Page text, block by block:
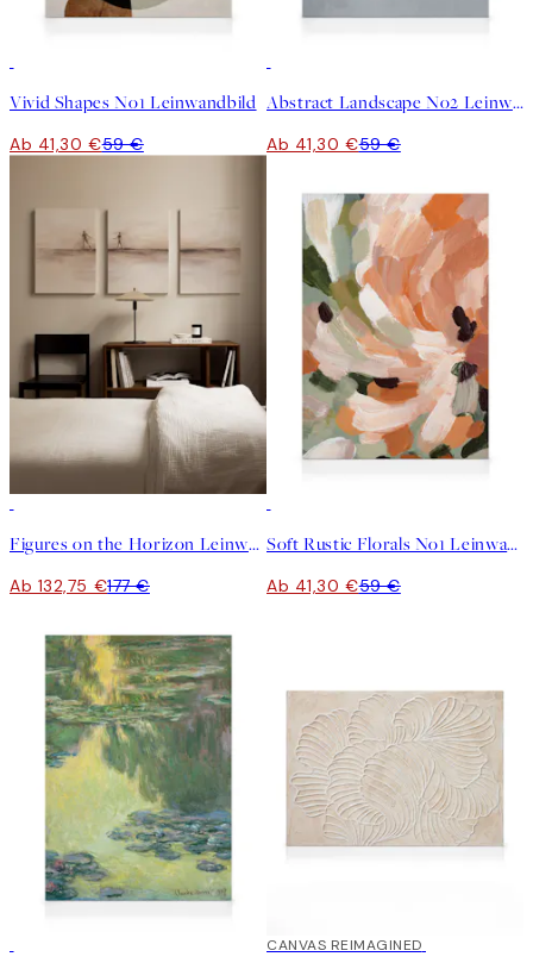
Vivid Shapes No1 Leinwandbild
Ab 41,30 €59 €
Abstract Landscape No2 Leinwandbild
Ab 41,30 €59 €
Figures on the Horizon Leinwandbilder Trio
Ab 132,75 €177 €
Soft Rustic Florals No1 Leinwandbild
Ab 41,30 €59 €
30%*
CANVAS REIMAGINED